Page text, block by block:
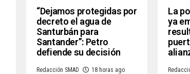
“Dejamos protegidas por
decreto el agua de
Santurbán para
Santander”: Petro
defiende su decisión
Redacción SMAD 18 horas ago
La
ya